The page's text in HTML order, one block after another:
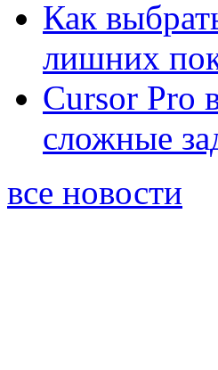
Как
лишних
Cursor Pro
сложные
все новости